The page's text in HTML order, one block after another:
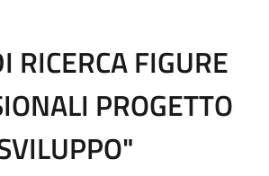
RICERCA FIGURE
PROGETTO